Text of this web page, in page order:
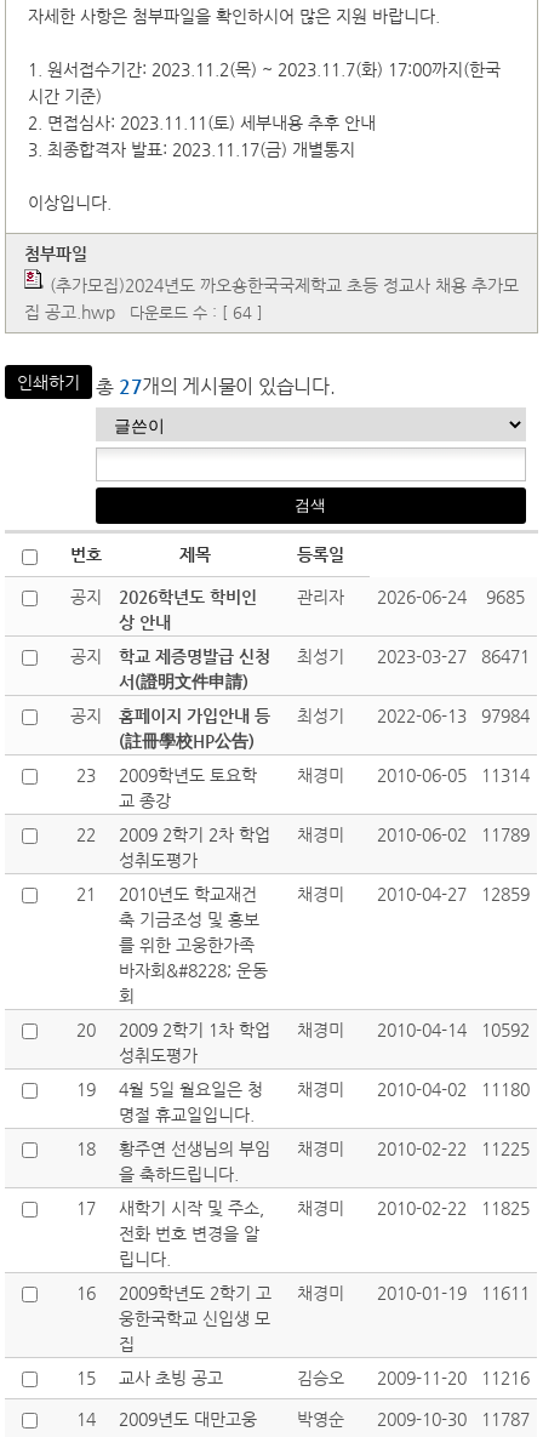
자세한 사항은 첨부파일을 확인하시어 많은 지원 바랍니다.
1. 원서접수기간: 2023.11.2(목) ~ 2023.11.7(화) 17:00까지(한국
시간 기준)
2. 면접심사: 2023.11.11(토) 세부내용 추후 안내
3. 최종합격자 발표: 2023.11.17(금) 개별통지
이상입니다.
첨부파일
(추가모집)2024년도 까오숑한국국제학교 초등 정교사 채용 추가모
집 공고.hwp 다운로드 수 : [ 64 ]
인쇄하기 총 27개의 게시물이 있습니다.
번호 제목 등록일
공지
2026학년도 학비인
상 안내
관리자 2026-06-24 9685
공지
학교 제증명발급 신청
서(證明文件申請)
최성기 2023-03-27 86471
공지
홈페이지 가입안내 등
(註冊學校HP公告)
최성기 2022-06-13 97984
23
2009학년도 토요학
교 종강
채경미 2010-06-05 11314
22
2009 2학기 2차 학업
성취도평가
채경미 2010-06-02 11789
21
2010년도 학교재건
축 기금조성 및 홍보
를 위한 고웅한가족
바자회&#8228; 운동
회
채경미 2010-04-27 12859
20
2009 2학기 1차 학업
성취도평가
채경미 2010-04-14 10592
19
4월 5일 월요일은 청
명절 휴교일입니다.
채경미 2010-04-02 11180
18
황주연 선생님의 부임
을 축하드립니다.
채경미 2010-02-22 11225
17
새학기 시작 및 주소,
전화 번호 변경을 알
립니다.
채경미 2010-02-22 11825
16
2009학년도 2학기 고
웅한국학교 신입생 모
집
채경미 2010-01-19 11611
15 교사 초빙 공고 김승오 2009-11-20 11216
14
2009년도 대만고웅
박영순 2009-10-30 11787